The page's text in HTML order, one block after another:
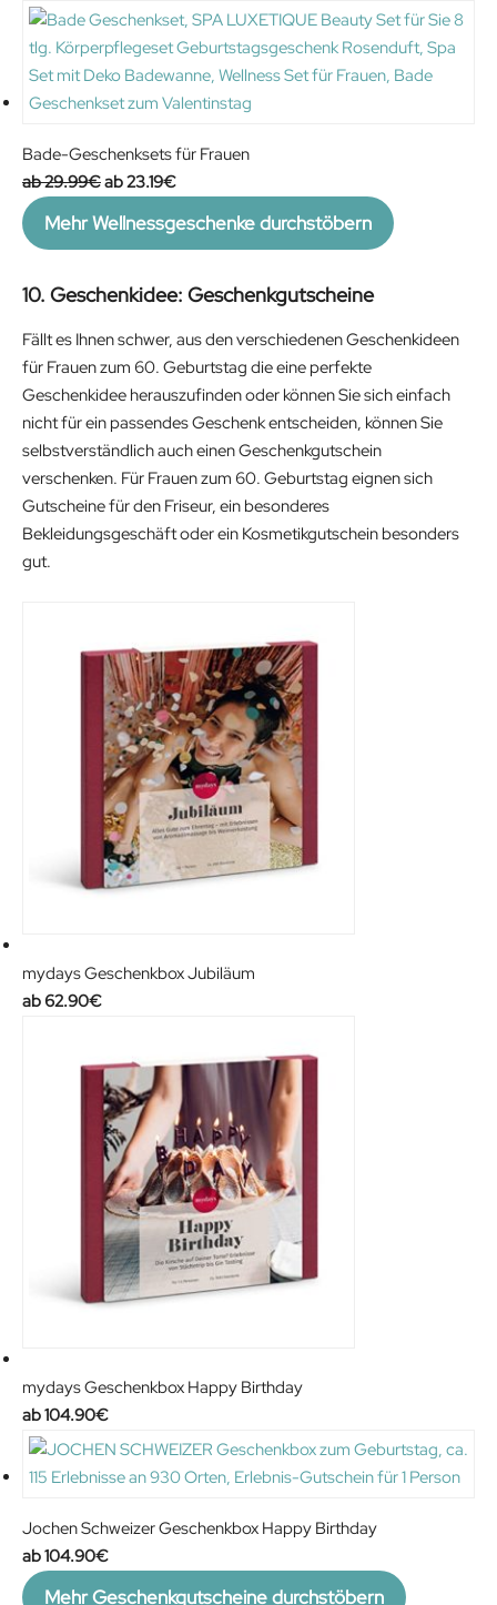
r
i
g
i
a
l
r
c
w
a
s
:
3
6
.
9
u
r
r
e
t
i
e
s
:
2
9
.
5
9
€
Bade-Geschenksets für Frauen
29.99€O
i
i
a
l
p
r
i
c
e
w
2
9
.
9
9
€
.
23.19€C
r
e
t
p
r
i
c
e
s
.
1
9
€
.
Mehr Wellnessgeschenke durchstöbern
10. Geschenkidee: Geschenkgutscheine
Fällt es Ihnen schwer, aus den verschiedenen Geschenkideen
für Frauen zum 60. Geburtstag die eine perfekte
Geschenkidee herauszufinden oder können Sie sich einfach
nicht für ein passendes Geschenk entscheiden, können Sie
selbstverständlich auch einen Geschenkgutschein
verschenken. Für Frauen zum 60. Geburtstag eignen sich
Gutscheine für den Friseur, ein besonderes
Bekleidungsgeschäft oder ein Kosmetikgutschein besonders
gut.
mydays Geschenkbox Jubiläum
62.90€
mydays Geschenkbox Happy Birthday
104.90€
Jochen Schweizer Geschenkbox Happy Birthday
104.90€
Mehr Geschenkgutscheine durchstöbern